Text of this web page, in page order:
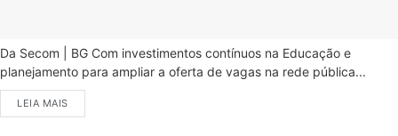
Da Secom | BG Com investimentos contínuos na Educação e
planejamento para ampliar a oferta de vagas na rede pública...
LEIA MAIS